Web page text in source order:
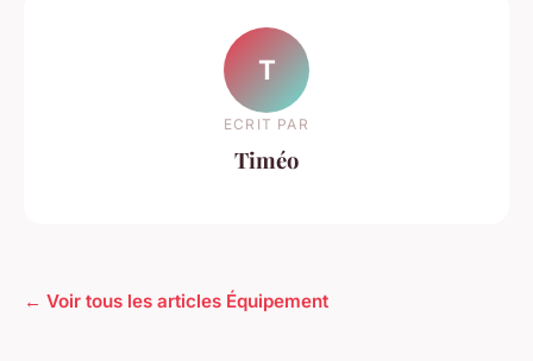
T
ECRIT PAR
Timéo
← Voir tous les articles Équipement